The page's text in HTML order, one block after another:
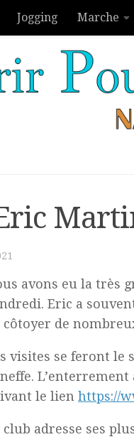
Jogging Marche
avons eu la très
Eric a
côtoyer de
visites se feront le
le lien https://
club adresse ses